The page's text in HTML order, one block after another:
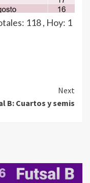
118, Hoy: 1
Next
B: Cuartos y semis